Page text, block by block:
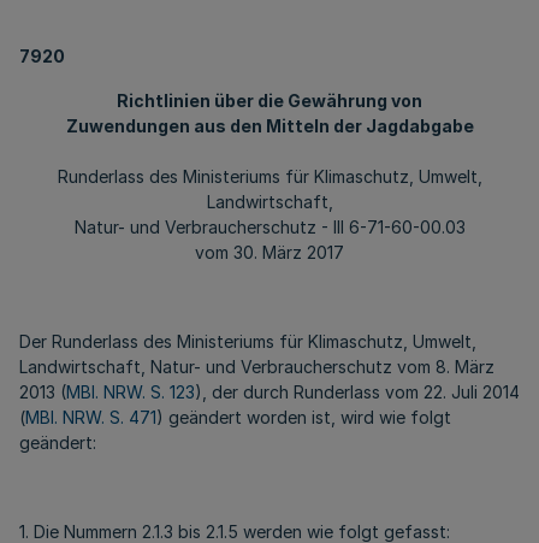
7920
Richtlinien über die Gewährung von
Zuwendungen aus den Mitteln der Jagdabgabe
Runderlass des Ministeriums für Klimaschutz, Umwelt,
Landwirtschaft,
Natur- und Verbraucherschutz - III 6-71-60-00.03
vom 30. März 2017
Der Runderlass des Ministeriums für Klimaschutz, Umwelt,
Landwirtschaft, Natur- und Verbraucherschutz vom 8. März
2013 (MBl. NRW. S. 123), der durch Runderlass vom 22. Juli 2014
(MBl. NRW. S. 471) geändert worden ist, wird wie folgt
geändert:
1. Die Nummern 2.1.3 bis 2.1.5 werden wie folgt gefasst: